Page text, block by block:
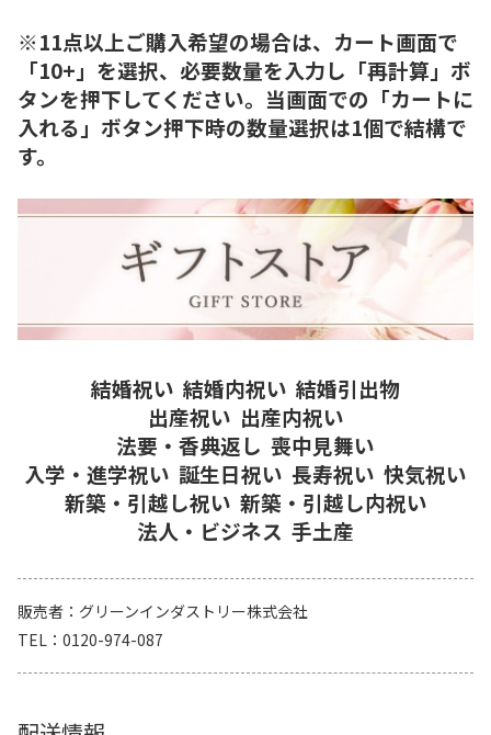
※11点以上ご購入希望の場合は、カート画面で
「10+」を選択、必要数量を入力し「再計算」ボ
タンを押下してください。当画面での「カートに
入れる」ボタン押下時の数量選択は1個で結構で
す。
結婚祝い 結婚内祝い 結婚引出物
出産祝い 出産内祝い
法要・香典返し 喪中見舞い
入学・進学祝い 誕生日祝い 長寿祝い 快気祝い
新築・引越し祝い 新築・引越し内祝い
法人・ビジネス 手土産
販売者
グリーンインダストリー株式会社
TEL
0120-974-087